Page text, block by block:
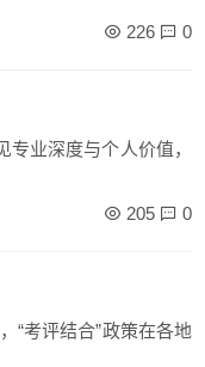
226 0
业深度与个人价值，
205 0
“考评结合”政策在各地